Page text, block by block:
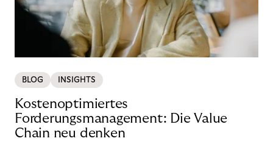
BLOG INSIGHTS
Kostenoptimiertes
Forderungsmanagement: Die Value
Chain neu denken